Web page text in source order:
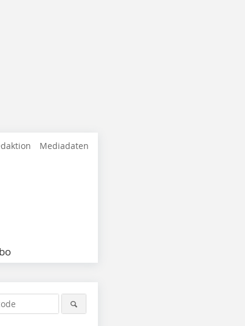
Mediadaten